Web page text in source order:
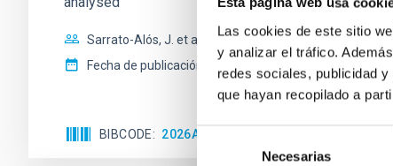
Las cookies de este sitio
y analizar el tráfico.
redes sociales, publicidad
que hayan recopilado a
Selección
Necesarias
Sarrato-Alós, J. et al.
Fecha de publicación:
2026
BIBCODE 2026A&A...710A..95S